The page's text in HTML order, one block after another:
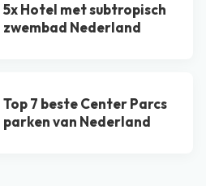
5x Hotel met subtropisch
zwembad Nederland
Top 7 beste Center Parcs
parken van Nederland